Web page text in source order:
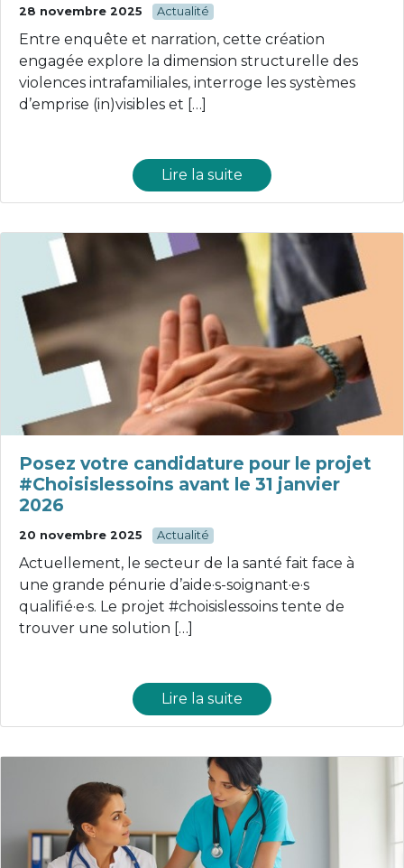
28 novembre 2025 Actualité
Entre enquête et narration, cette création
engagée explore la dimension structurelle des
violences intrafamiliales, interroge les systèmes
d’emprise (in)visibles et […]
Lire la suite
Posez votre candidature pour le projet
#Choisislessoins avant le 31 janvier
2026
20 novembre 2025 Actualité
Actuellement, le secteur de la santé fait face à
une grande pénurie d’aide·s-soignant·e·s
qualifié·e·s. Le projet #choisislessoins tente de
trouver une solution […]
Lire la suite